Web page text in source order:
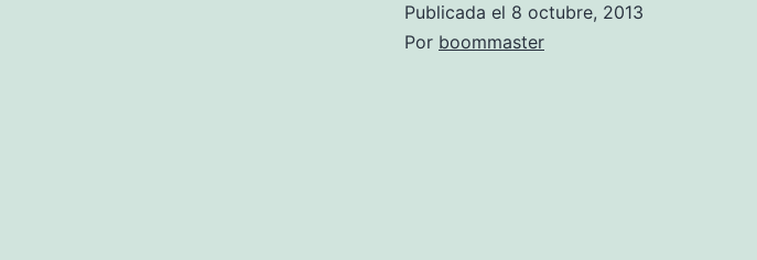
Publicada el 8 octubre, 2013
Por boommaster